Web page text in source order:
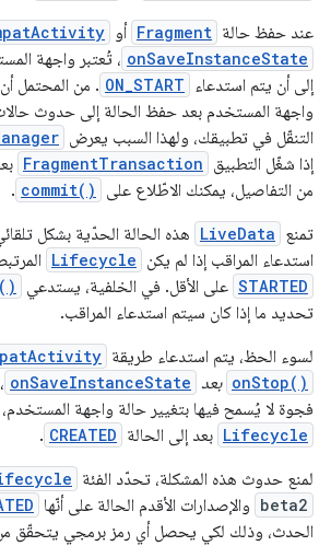
عند حفظ حالة Fragment أو
onSaveInstanceState ، تُعتبر واجهة
إلى أن يتم استدعاء ON_START . من المحتمل
واجهة المستخدم بعد حفظ الحالة إلى حدوث
التنقّل في تطبيقك، ولهذا السبب يعرض
إذا شغّل التطبيق FragmentTransaction
من التفاصيل، يمكنك الاطّلاع على
commit()
.
تمنع LiveData هذه الحالة الحدّية بشكل
استدعاء المراقب إذا لم يكن Lifecycle
STARTED على الأقل. في الخلفية، يستدعي
تحديد ما إذا كان سيتم استدعاء المراقب.
لسوء الحظ، يتم استدعاء طريقة
onStop() بعد onSaveInstanceState
فجوة لا يُسمح فيها بتغيير حالة واجهة
Lifecycle بعد إلى الحالة CREATED
.
لمنع حدوث هذه المشكلة، تحدّد الفئة
beta2 والإصدارات الأقدم الحالة على أنّها
الحدث، وذلك لكي يحصل أي رمز برمجي يتحقّق من